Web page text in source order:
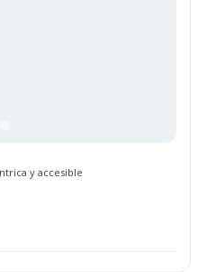
y accesible